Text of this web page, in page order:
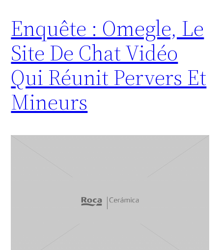
Enquête : Omegle, Le
Site De Chat Vidéo
Qui Réunit Pervers Et
Mineurs